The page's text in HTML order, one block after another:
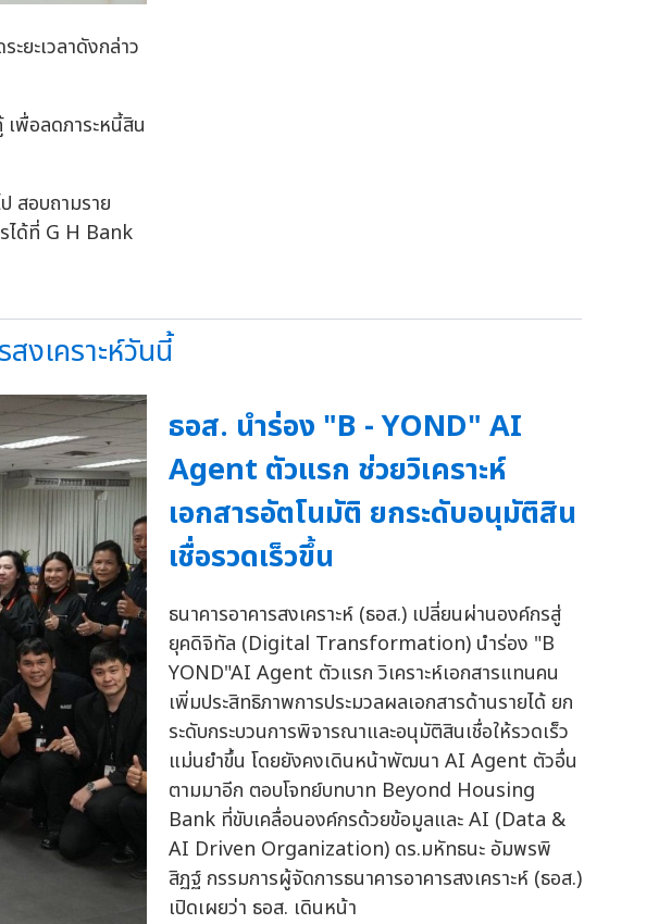
ยะเวลาดังกล่าว
พื่อลดภาระหนี้สิน
สอบถามราย
ได้ที่ G H Bank
งเคราะห์วันนี้
ธอส. นำร่อง "B - YOND" AI
Agent ตัวแรก ช่วยวิเคราะห์
เอกสารอัตโนมัติ ยกระดับอนุมัติสิน
เชื่อรวดเร็วขึ้น
ธนาคารอาคารสงเคราะห์ (ธอส.) เปลี่ยนผ่านองค์กรสู่
ยุคดิจิทัล (Digital Transformation) นำร่อง "B
YOND"AI Agent ตัวแรก วิเคราะห์เอกสารแทนคน
เพิ่มประสิทธิภาพการประมวลผลเอกสารด้านรายได้ ยก
ระดับกระบวนการพิจารณาและอนุมัติสินเชื่อให้รวดเร็ว
แม่นยำขึ้น โดยยังคงเดินหน้าพัฒนา AI Agent ตัวอื่น
ตามมาอีก ตอบโจทย์บทบาท Beyond Housing
Bank ที่ขับเคลื่อนองค์กรด้วยข้อมูลและ AI (Data &
AI Driven Organization) ดร.มหัทธนะ อัมพรพิ
สิฏฐ์ กรรมการผู้จัดการธนาคารอาคารสงเคราะห์ (ธอส.)
เปิดเผยว่า ธอส. เดินหน้า